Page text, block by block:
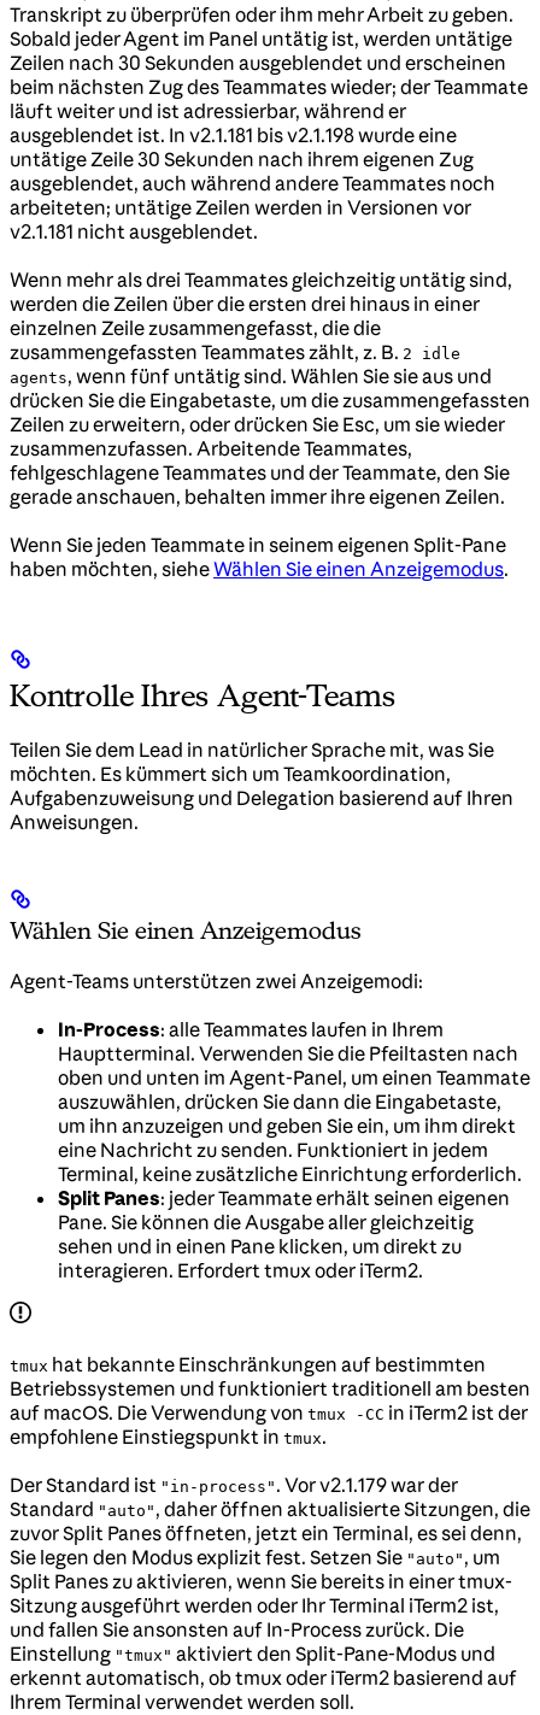
Transkript zu überprüfen oder ihm mehr Arbeit zu geben.
Sobald jeder Agent im Panel untätig ist, werden untätige
Zeilen nach 30 Sekunden ausgeblendet und erscheinen
beim nächsten Zug des Teammates wieder; der Teammate
läuft weiter und ist adressierbar, während er
ausgeblendet ist. In v2.1.181 bis v2.1.198 wurde eine
untätige Zeile 30 Sekunden nach ihrem eigenen Zug
ausgeblendet, auch während andere Teammates noch
arbeiteten; untätige Zeilen werden in Versionen vor
v2.1.181 nicht ausgeblendet.
Wenn mehr als drei Teammates gleichzeitig untätig sind,
werden die Zeilen über die ersten drei hinaus in einer
einzelnen Zeile zusammengefasst, die die
zusammengefassten Teammates zählt, z. B. 2 idle
agents, wenn fünf untätig sind. Wählen Sie sie aus und
drücken Sie die Eingabetaste, um die zusammengefassten
Zeilen zu erweitern, oder drücken Sie Esc, um sie wieder
zusammenzufassen. Arbeitende Teammates,
fehlgeschlagene Teammates und der Teammate, den Sie
gerade anschauen, behalten immer ihre eigenen Zeilen.
Wenn Sie jeden Teammate in seinem eigenen Split-Pane
haben möchten, sieheWählen Sie einen Anzeigemodus.
Kontrolle Ihres Agent-Teams
Teilen Sie dem Lead in natürlicher Sprache mit, was Sie
möchten. Es kümmert sich um Teamkoordination,
Aufgabenzuweisung und Delegation basierend auf Ihren
Anweisungen.
Wählen Sie einen Anzeigemodus
Agent-Teams unterstützen zwei Anzeigemodi:
In-Process: alle Teammates laufen in Ihrem
Hauptterminal. Verwenden Sie die Pfeiltasten nach
oben und unten im Agent-Panel, um einen Teammate
auszuwählen, drücken Sie dann die Eingabetaste,
um ihn anzuzeigen und geben Sie ein, um ihm direkt
eine Nachricht zu senden. Funktioniert in jedem
Terminal, keine zusätzliche Einrichtung erforderlich.
Split Panes: jeder Teammate erhält seinen eigenen
Pane. Sie können die Ausgabe aller gleichzeitig
sehen und in einen Pane klicken, um direkt zu
interagieren. Erfordert tmux oder iTerm2.
tmux hat bekannte Einschränkungen auf bestimmten
Betriebssystemen und funktioniert traditionell am besten
auf macOS. Die Verwendung von tmux -CC in iTerm2 ist der
empfohlene Einstiegspunkt in tmux.
Der Standard ist "in-process" . Vor v2.1.179 war der
Standard "auto" , daher öffnen aktualisierte Sitzungen, die
zuvor Split Panes öffneten, jetzt ein Terminal, es sei denn,
Sie legen den Modus explizit fest. Setzen Sie "auto" , um
Split Panes zu aktivieren, wenn Sie bereits in einer tmux-
Sitzung ausgeführt werden oder Ihr Terminal iTerm2 ist,
und fallen Sie ansonsten auf In-Process zurück. Die
Einstellung "tmux" aktiviert den Split-Pane-Modus und
erkennt automatisch, ob tmux oder iTerm2 basierend auf
Ihrem Terminal verwendet werden soll.